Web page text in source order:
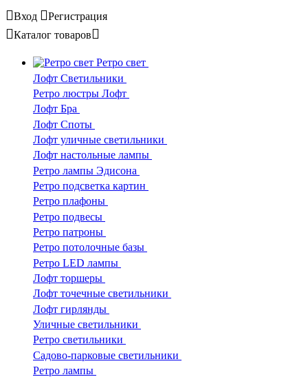
Вход
Регистрация
Каталог товаров
Ретро свет
Лофт Светильники
Ретро люстры Лофт
Лофт Бра
Лофт Споты
Лофт уличные светильники
Лофт настольные лампы
Ретро лампы Эдисона
Ретро подсветка картин
Ретро плафоны
Ретро подвесы
Ретро патроны
Ретро потолочные базы
Ретро LED лампы
Лофт торшеры
Лофт точечные светильники
Лофт гирлянды
Уличные светильники
Ретро светильники
Садово-парковые светильники
Ретро лампы